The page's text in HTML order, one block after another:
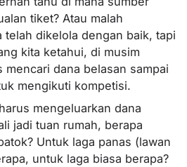
tiket? Atau malah
telah dikelola dengan baik, tapi
kita ketahui, di musim
mencari dana belasan sampai
mengikuti kompetisi.
mengeluarkan dana
jadi tuan rumah, berapa
Untuk laga panas (lawan
untuk laga biasa berapa?